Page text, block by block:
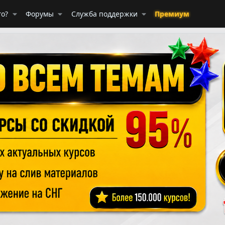
Форумы Служба поддержки Премиум